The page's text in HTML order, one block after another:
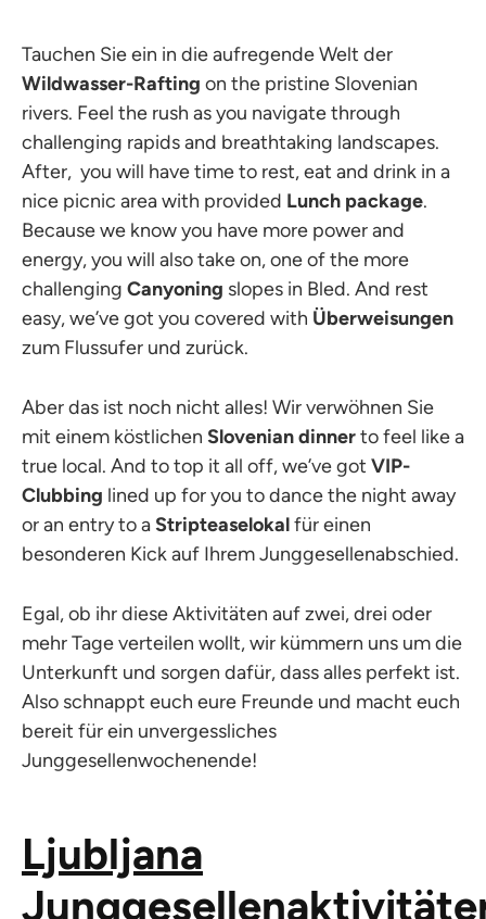
Tauchen Sie ein in die aufregende Welt der
Wildwasser-Rafting on the pristine Slovenian
rivers. Feel the rush as you navigate through
challenging rapids and breathtaking landscapes.
After, you will have time to rest, eat and drink in a
nice picnic area with provided Lunch package.
Because we know you have more power and
energy, you will also take on, one of the more
challenging Canyoning slopes in Bled. And rest
easy, we’ve got you covered with Überweisungen
zum Flussufer und zurück.
Aber das ist noch nicht alles! Wir verwöhnen Sie
mit einem köstlichen Slovenian dinnerto feel like a
true local. And to top it all off, we’ve got VIP-
Clubbing lined up for you to dance the night away
or an entry to aStripteaselokalfür einen
besonderen Kick auf Ihrem Junggesellenabschied.
Egal, ob ihr diese Aktivitäten auf zwei, drei oder
mehr Tage verteilen wollt, wir kümmern uns um die
Unterkunft und sorgen dafür, dass alles perfekt ist.
Also schnappt euch eure Freunde und macht euch
bereit für ein unvergessliches
Junggesellenwochenende!
Ljubljana